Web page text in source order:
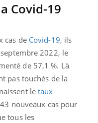
Covid-19
cas de Covid-19, ils
2022, le
de 57,1 %. Là
pas touchés de la
letaux
nouveaux cas pour
tous les